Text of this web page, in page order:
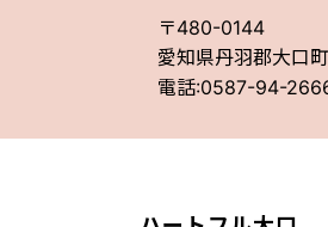
〒480-0144
愛知県丹羽郡大口
電話:0587-94-